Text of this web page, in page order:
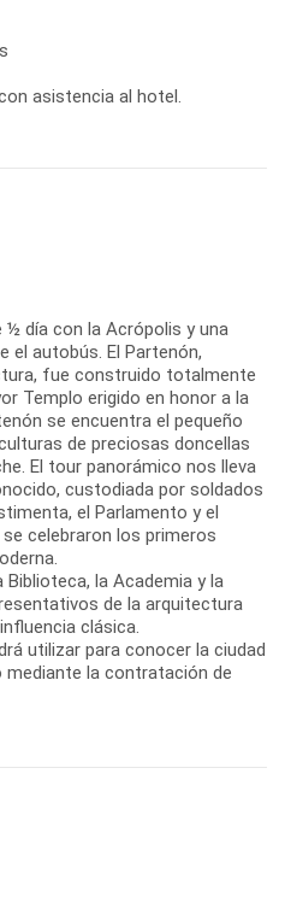
asistencia al hotel.
½ día con la Acrópolis y una
el autobús. El Partenón,
fue construido totalmente
Templo erigido en honor a la
se encuentra el pequeño
de preciosas doncellas
El tour panorámico nos lleva
custodiada por soldados
el Parlamento y el
celebraron los primeros
la Academia y la
de la arquitectura
clásica.
utilizar para conocer la ciudad
la contratación de